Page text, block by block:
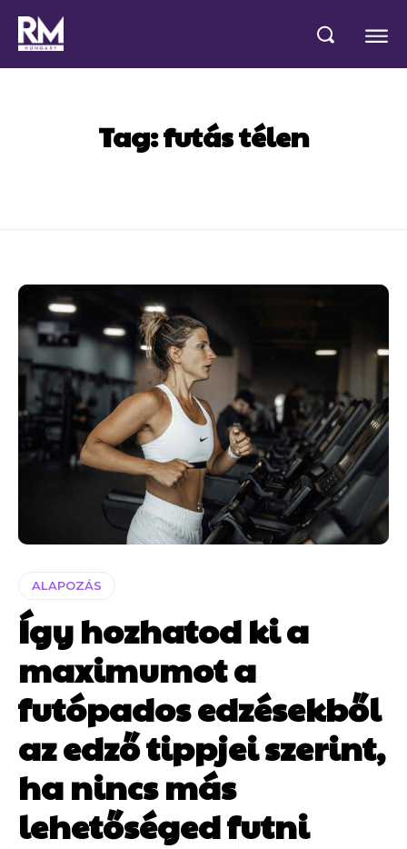
Tag:futás télen
ALAPOZÁS
Így hozhatod ki a
maximumot a
futópados edzésekből
az edző tippjei szerint,
ha nincs más
lehetőséged futni